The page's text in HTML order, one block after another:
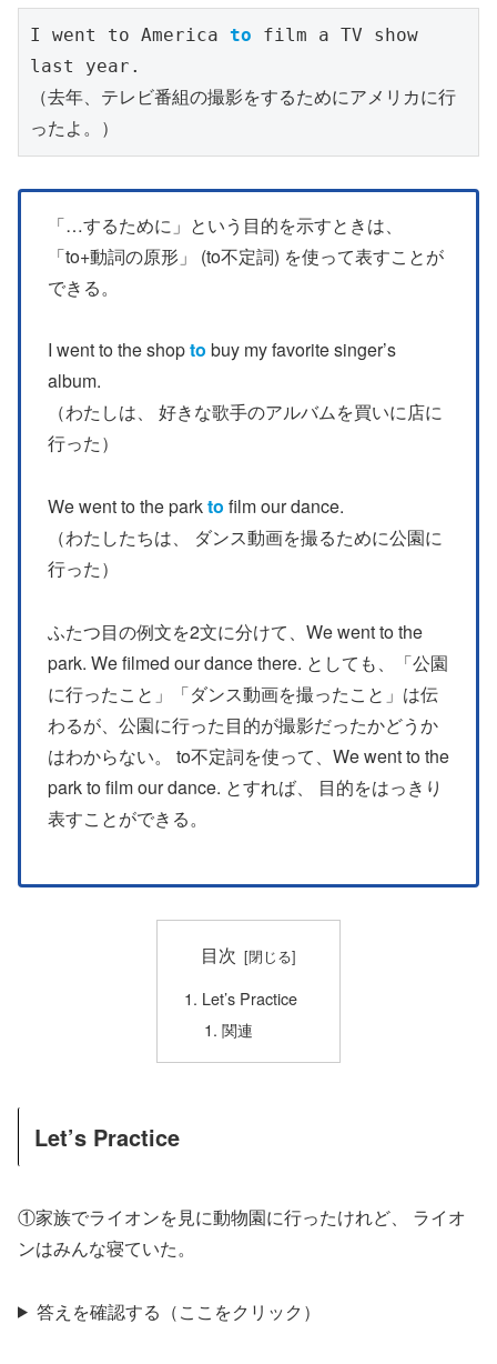
I went to America to film a TV show
last year.
（去年、テレビ番組の撮影をするためにアメリカに行
ったよ。）
「…するために」という目的を示すときは、
「to+動詞の原形」 (to不定詞) を使って表すことが
できる。
I went to the shopto buy my favorite singer’s
album.
（わたしは、 好きな歌手のアルバムを買いに店に
行った）
We went to the parkto film our dance.
（わたしたちは、 ダンス動画を撮るために公園に
行った）
ふたつ目の例文を2文に分けて、We went to the
park. We filmed our dance there. としても、「公園
に行ったこと」「ダンス動画を撮ったこと」は伝
わるが、公園に行った目的が撮影だったかどうか
はわからない。 to不定詞を使って、We went to the
park to film our dance. とすれば、 目的をはっきり
表すことができる。
目次
Let’s Practice
関連
Let’s Practice
①家族でライオンを見に動物園に行ったけれど、 ライオ
ンはみんな寝ていた。
答えを確認する（ここをクリック）